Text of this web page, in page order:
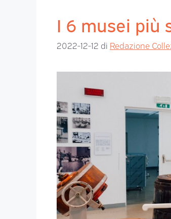
I 6 musei più
2022-12-12 di Redazione